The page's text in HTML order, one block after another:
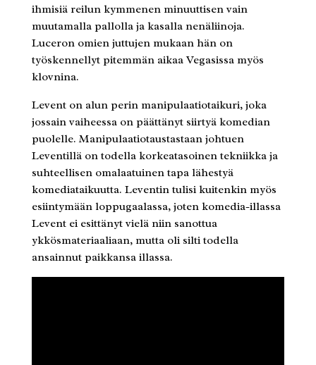
ihmisiä reilun kymmenen minuuttisen vain
muutamalla pallolla ja kasalla nenäliinoja.
Luceron omien juttujen mukaan hän on
työskennellyt pitemmän aikaa Vegasissa myös
klovnina.
Levent on alun perin manipulaatiotaikuri, joka
jossain vaiheessa on päättänyt siirtyä komedian
puolelle. Manipulaatiotaustastaan johtuen
Leventillä on todella korkeatasoinen tekniikka ja
suhteellisen omalaatuinen tapa lähestyä
komediataikuutta. Leventin tulisi kuitenkin myös
esiintymään loppugaalassa, joten komedia-illassa
Levent ei esittänyt vielä niin sanottua
ykkösmateriaaliaan, mutta oli silti todella
ansainnut paikkansa illassa.